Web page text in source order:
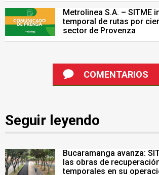
Metrolinea S.A. – SITME
temporal de rutas por
sector de Provenza
COMENTARIOS
Seguir leyendo
Bucaramanga avanza:
las obras de
temporales en su